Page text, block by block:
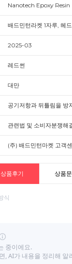
Nanotech Epoxy Resin
배드민턴라켓 1자루, 헤
2025-03
레드썬
대만
공기저항과 뒤틀림을 방
관련법 및 소비자분쟁해
(주) 배드민턴마켓 고객
상품후기 상품